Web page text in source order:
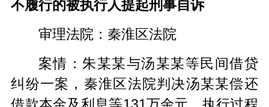
不履行的被执行人提起刑事自诉
审理法院：秦淮区法院
案情：朱某某与汤某某等民间借贷
纠纷一案，秦淮区法院判决汤某某偿还